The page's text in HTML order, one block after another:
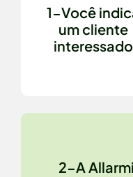
1-Você
um cliente
interessado
2-A Allarmi